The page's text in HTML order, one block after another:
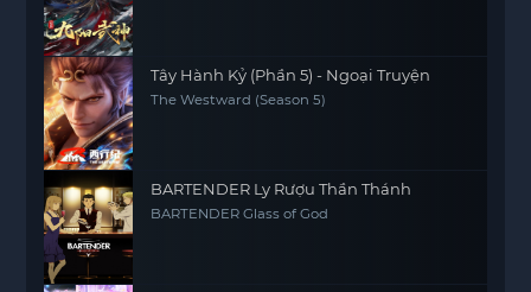
Tây Hành Kỷ (Phần 5) - Ngoại Truyện
The Westward (Season 5)
BARTENDER Ly Rượu Thần Thánh
BARTENDER Glass of God